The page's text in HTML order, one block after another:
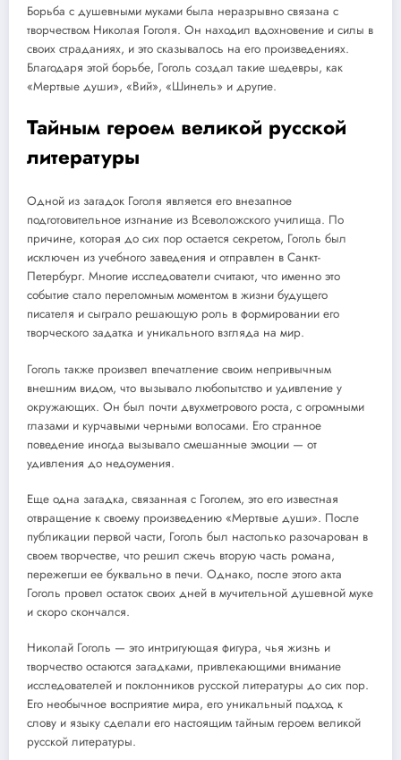
Борьба с душевными муками была неразрывно связана с
творчеством Николая Гоголя. Он находил вдохновение и силы в
своих страданиях, и это сказывалось на его произведениях.
Благодаря этой борьбе, Гоголь создал такие шедевры, как
«Мертвые души», «Вий», «Шинель» и другие.
Тайным героем великой русской
литературы
Одной из загадок Гоголя является его внезапное
подготовительное изгнание из Всеволожского училища. По
причине, которая до сих пор остается секретом, Гоголь был
исключен из учебного заведения и отправлен в Санкт-
Петербург. Многие исследователи считают, что именно это
событие стало переломным моментом в жизни будущего
писателя и сыграло решающую роль в формировании его
творческого задатка и уникального взгляда на мир.
Гоголь также произвел впечатление своим непривычным
внешним видом, что вызывало любопытство и удивление у
окружающих. Он был почти двухметрового роста, с огромными
глазами и курчавыми черными волосами. Его странное
поведение иногда вызывало смешанные эмоции — от
удивления до недоумения.
Еще одна загадка, связанная с Гоголем, это его известная
отвращение к своему произведению «Мертвые души». После
публикации первой части, Гоголь был настолько разочарован в
своем творчестве, что решил сжечь вторую часть романа,
пережегши ее буквально в печи. Однако, после этого акта
Гоголь провел остаток своих дней в мучительной душевной муке
и скоро скончался.
Николай Гоголь — это интригующая фигура, чья жизнь и
творчество остаются загадками, привлекающими внимание
исследователей и поклонников русской литературы до сих пор.
Его необычное восприятие мира, его уникальный подход к
слову и языку сделали его настоящим тайным героем великой
русской литературы.